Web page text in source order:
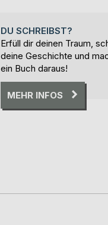
DU SCHREIBST?
Erfüll dir deinen Traum,
deine Geschichte und
ein Buch daraus!
MEHR INFOS